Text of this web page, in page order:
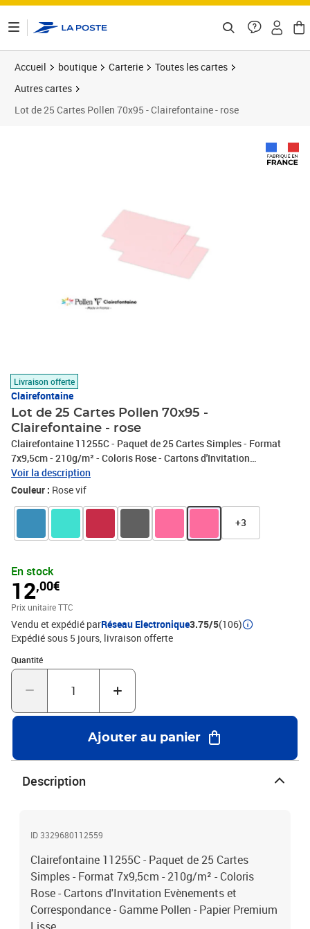
Accueil boutique Carterie
Toutes les cartes
Autres cartes
Lot de 25 Cartes Pollen 70x95 - Clairefontaine - rose
Livraison offerte
Clairefontaine
Lot de 25 Cartes Pollen 70x95 -
Clairefontaine - rose
Clairefontaine 11255C - Paquet de 25 Cartes Simples - Format
7x9,5cm - 210g/m² - Coloris Rose - Cartons d'Invitation
Evènements et Correspondance - Gamme Pollen - Papier Premium
Lisse
Voir la description
Couleur : Rose vif
+3
En stock
12,00€
Prix unitaire TTC
Vendu et expédié parRéseau Electronique3.75/5(106)
Expédié sous 5 jours livraison offerte
Quantité
Quantité : 1
Ajouter au panier
Description
ID 3329680112559
Clairefontaine 11255C - Paquet de 25 Cartes
Simples - Format 7x9,5cm - 210g/m² - Coloris
Rose - Cartons d'Invitation Evènements et
Correspondance - Gamme Pollen - Papier Premium